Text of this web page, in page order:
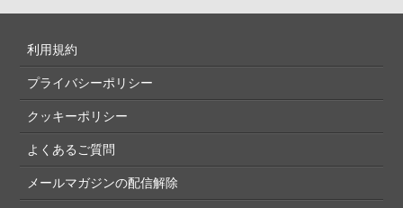
利用規約
プライバシーポリシー
クッキーポリシー
よくあるご質問
メールマガジンの配信解除